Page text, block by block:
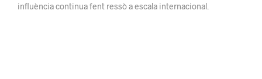
influència continua fent ressò a escala internacional.